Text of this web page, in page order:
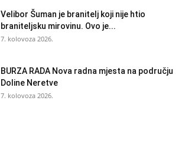
Velibor Šuman je branitelj koji nije htio
braniteljsku mirovinu. Ovo je...
7. kolovoza 2026.
BURZA RADA Nova radna mjesta na području
Doline Neretve
7. kolovoza 2026.